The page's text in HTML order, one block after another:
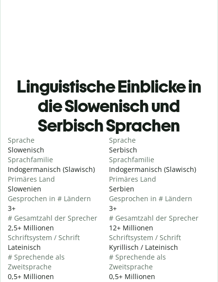
Linguistische Einblicke in
die Slowenisch und
Serbisch Sprachen
Sprache
Slowenisch
Sprachfamilie
Indogermanisch (Slawisch)
Primäres Land
Slowenien
Gesprochen in # Ländern
3+
# Gesamtzahl der Sprecher
2,5+ Millionen
Schriftsystem / Schrift
Lateinisch
# Sprechende als
Zweitsprache
0,5+ Millionen
Sprache
Serbisch
Sprachfamilie
Indogermanisch (Slawisch)
Primäres Land
Serbien
Gesprochen in # Ländern
3+
# Gesamtzahl der Sprecher
12+ Millionen
Schriftsystem / Schrift
Kyrillisch / Lateinisch
# Sprechende als
Zweitsprache
0,5+ Millionen